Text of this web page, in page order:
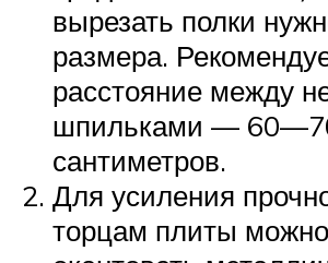
вырезать полки
размера.
расстояние между
шпильками —
сантиметров.
Для усиления
торцам плиты можно